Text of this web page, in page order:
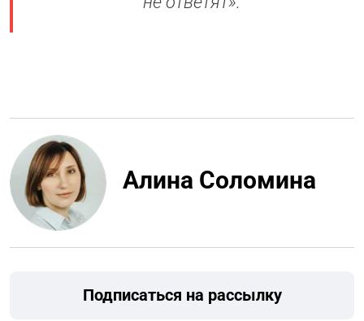
Алина Соломина
Подписаться на рассылку